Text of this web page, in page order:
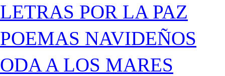
LETRAS POR LA PAZ
POEMAS NAVIDEÑOS
ODA A LOS MARES